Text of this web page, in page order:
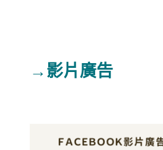
→影片廣告